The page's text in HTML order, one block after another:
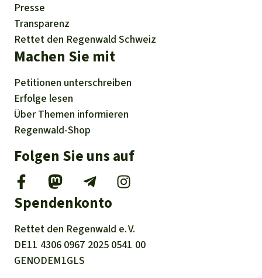
Presse
Transparenz
Rettet den Regenwald Schweiz
Machen Sie mit
Petitionen unterschreiben
Erfolge lesen
Über Themen informieren
Regenwald-Shop
Folgen Sie uns auf
Spendenkonto
Rettet den Regenwald e. V.
DE11 4306 0967 2025 0541 00
GENODEM1GLS